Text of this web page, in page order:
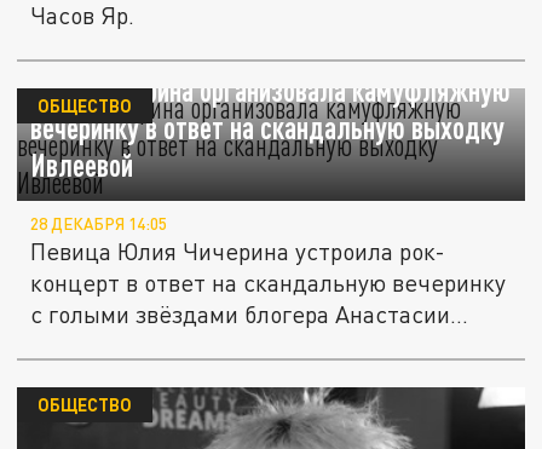
Часов Яр.
Юлия Чичерина организовала камуфляжную
вечеринку в ответ на скандальную выходку
Ивлеевой
ОБЩЕСТВО
28 ДЕКАБРЯ 14:05
Певица Юлия Чичерина устроила рок-
концерт в ответ на скандальную вечеринку
с голыми звёздами блогера Анастасии...
ОБЩЕСТВО